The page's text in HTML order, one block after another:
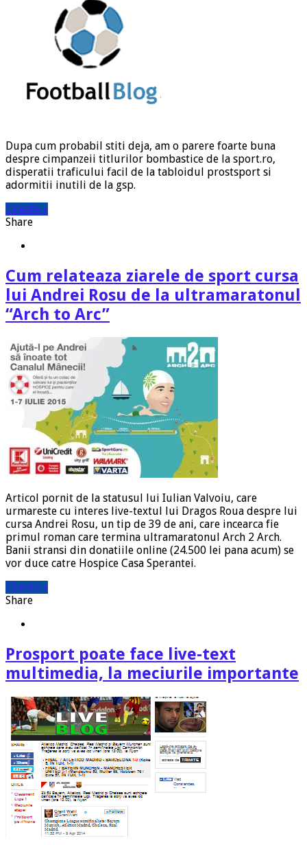
Dupa cum probabil stiti deja, am o parere foarte buna
despre cimpanzeii titlurilor bombastice de la sport.ro,
disperatii traficului facil de la tabloidul prostsport si
adormitii inutili de la gsp.
Citeste »
Share
Cum relateaza ziarele de sport cursa
lui Andrei Rosu de la ultramaratonul
“Arch to Arc”
Articol pornit de la statusul lui Iulian Valvoiu, care
urmareste cu interes live-textul lui Dragos Roua despre lui
cursa Andrei Rosu, un tip de 39 de ani, care incearca fie
primul roman care termina ultramaratonul Arch 2 Arch.
Banii stransi din donatiile online (24.500 lei pana acum) se
vor duce catre Hospice Casa Sperantei.
Citeste »
Share
Prosport poate face live-text
multimedia, la meciurile importante